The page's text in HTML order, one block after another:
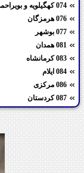
074 کهگیلویه و بویراحمد
076 هرمزگان
077 بوشهر
081 همدان
083 کرمانشاه
084 ایلام
086 مرکزی
087 کردستان